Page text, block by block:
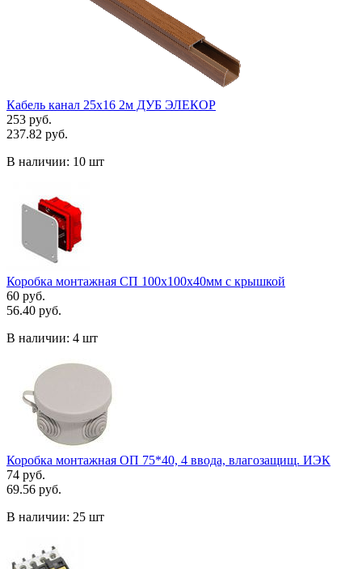
Кабель канал 25х16 2м ДУБ ЭЛЕКОР
253 руб.
237.82 руб.
В наличии: 10 шт
Коробка монтажная СП 100х100х40мм с крышкой
60 руб.
56.40 руб.
В наличии: 4 шт
Коробка монтажная ОП 75*40, 4 ввода, влагозащищ. ИЭК
74 руб.
69.56 руб.
В наличии: 25 шт